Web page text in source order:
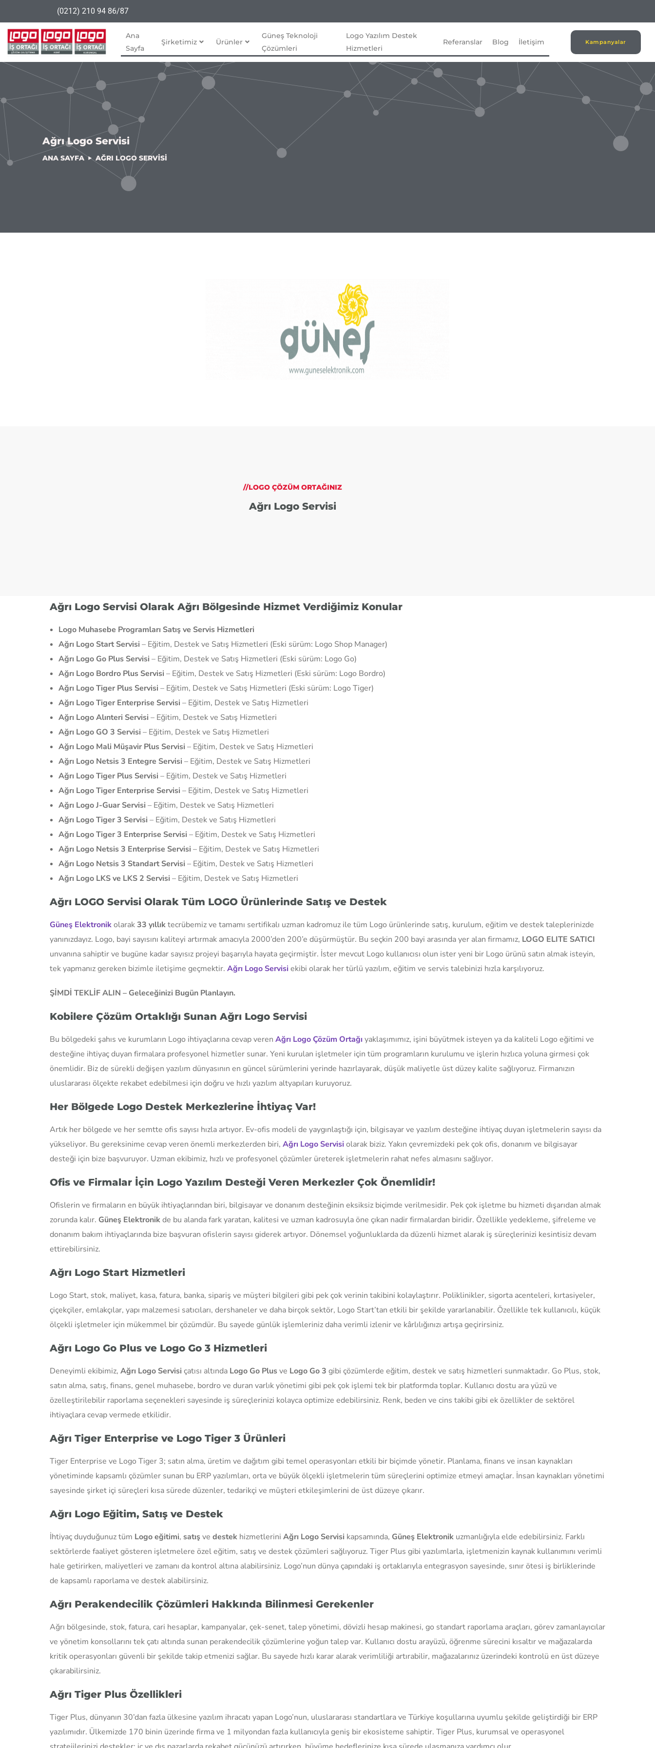
(0212) 210 94 86/87
Ana
Sayfa
Şirketimiz Ürünler
Güneş Teknoloji
Çözümleri
Logo Yazılım Destek
Hizmetleri
Referanslar Blog İletişim Kampanyalar
Ağrı Logo Servisi
ANA SAYFA AĞRI LOGO SERVISI
//LOGO ÇÖZÜM ORTAĞINIZ
Ağrı Logo Servisi
Ağrı Logo Servisi Olarak Ağrı Bölgesinde Hizmet Verdiğimiz Konular
Logo Muhasebe Programları Satış ve Servis Hizmetleri
Ağrı Logo Start Servisi – Eğitim, Destek ve Satış Hizmetleri (Eski sürüm: Logo Shop Manager)
Ağrı Logo Go Plus Servisi – Eğitim, Destek ve Satış Hizmetleri (Eski sürüm: Logo Go)
Ağrı Logo Bordro Plus Servisi – Eğitim, Destek ve Satış Hizmetleri (Eski sürüm: Logo Bordro)
Ağrı Logo Tiger Plus Servisi – Eğitim, Destek ve Satış Hizmetleri (Eski sürüm: Logo Tiger)
Ağrı Logo Tiger Enterprise Servisi – Eğitim, Destek ve Satış Hizmetleri
Ağrı Logo Alınteri Servisi – Eğitim, Destek ve Satış Hizmetleri
Ağrı Logo GO 3 Servisi – Eğitim, Destek ve Satış Hizmetleri
Ağrı Logo Mali Müşavir Plus Servisi – Eğitim, Destek ve Satış Hizmetleri
Ağrı Logo Netsis 3 Entegre Servisi – Eğitim, Destek ve Satış Hizmetleri
Ağrı Logo Tiger Plus Servisi – Eğitim, Destek ve Satış Hizmetleri
Ağrı Logo Tiger Enterprise Servisi – Eğitim, Destek ve Satış Hizmetleri
Ağrı Logo J-Guar Servisi – Eğitim, Destek ve Satış Hizmetleri
Ağrı Logo Tiger 3 Servisi – Eğitim, Destek ve Satış Hizmetleri
Ağrı Logo Tiger 3 Enterprise Servisi – Eğitim, Destek ve Satış Hizmetleri
Ağrı Logo Netsis 3 Enterprise Servisi – Eğitim, Destek ve Satış Hizmetleri
Ağrı Logo Netsis 3 Standart Servisi – Eğitim, Destek ve Satış Hizmetleri
Ağrı Logo LKS ve LKS 2 Servisi – Eğitim, Destek ve Satış Hizmetleri
Ağrı LOGO Servisi Olarak Tüm LOGO Ürünlerinde Satış ve Destek
Güneş Elektronikolarak33 yıllıktecrübemiz ve tamamı sertifikalı uzman kadromuz ile tüm Logo ürünlerinde satış, kurulum, eğitim ve destek taleplerinizde
yanınızdayız. Logo, bayi sayısını kaliteyi artırmak amacıyla 2000’den 200’e düşürmüştür. Bu seçkin 200 bayi arasında yer alan firmamız, LOGO ELITE SATICI
unvanına sahiptir ve bugüne kadar sayısız projeyi başarıyla hayata geçirmiştir. İster mevcut Logo kullanıcısı olun ister yeni bir Logo ürünü satın almak isteyin,
tek yapmanız gereken bizimle iletişime geçmektir. Ağrı Logo Servisi ekibi olarak her türlü yazılım, eğitim ve servis talebinizi hızla karşılıyoruz.
ŞİMDİ TEKLİF ALIN – Geleceğinizi Bugün Planlayın.
Kobilere Çözüm Ortaklığı Sunan Ağrı Logo Servisi
Bu bölgedeki şahıs ve kurumların Logo ihtiyaçlarına cevap veren Ağrı Logo Çözüm Ortağı yaklaşımımız, işini büyütmek isteyen ya da kaliteli Logo eğitimi ve
desteğine ihtiyaç duyan firmalara profesyonel hizmetler sunar. Yeni kurulan işletmeler için tüm programların kurulumu ve işlerin hızlıca yoluna girmesi çok
önemlidir. Biz de sürekli değişen yazılım dünyasının en güncel sürümlerini yerinde hazırlayarak, düşük maliyetle üst düzey kalite sağlıyoruz. Firmanızın
uluslararası ölçekte rekabet edebilmesi için doğru ve hızlı yazılım altyapıları kuruyoruz.
Her Bölgede Logo Destek Merkezlerine İhtiyaç Var!
Artık her bölgede ve her semtte ofis sayısı hızla artıyor. Ev-ofis modeli de yaygınlaştığı için, bilgisayar ve yazılım desteğine ihtiyaç duyan işletmelerin sayısı da
yükseliyor. Bu gereksinime cevap veren önemli merkezlerden biri, Ağrı Logo Servisi olarak biziz. Yakın çevremizdeki pek çok ofis, donanım ve bilgisayar
desteği için bize başvuruyor. Uzman ekibimiz, hızlı ve profesyonel çözümler üreterek işletmelerin rahat nefes almasını sağlıyor.
Ofis ve Firmalar İçin Logo Yazılım Desteği Veren Merkezler Çok Önemlidir!
Ofislerin ve firmaların en büyük ihtiyaçlarından biri, bilgisayar ve donanım desteğinin eksiksiz biçimde verilmesidir. Pek çok işletme bu hizmeti dışarıdan almak
zorunda kalır. Güneş Elektronikde bu alanda fark yaratan, kalitesi ve uzman kadrosuyla öne çıkan nadir firmalardan biridir. Özellikle yedekleme, şifreleme ve
donanım bakım ihtiyaçlarında bize başvuran ofislerin sayısı giderek artıyor. Dönemsel yoğunluklarda da düzenli hizmet alarak iş süreçlerinizi kesintisiz devam
ettirebilirsiniz.
Ağrı Logo Start Hizmetleri
Logo Start, stok, maliyet, kasa, fatura, banka, sipariş ve müşteri bilgileri gibi pek çok verinin takibini kolaylaştırır. Poliklinikler, sigorta acenteleri, kırtasiyeler,
çiçekçiler, emlakçılar, yapı malzemesi satıcıları, dershaneler ve daha birçok sektör, Logo Start’tan etkili bir şekilde yararlanabilir. Özellikle tek kullanıcılı, küçük
ölçekli işletmeler için mükemmel bir çözümdür. Bu sayede günlük işlemleriniz daha verimli izlenir ve kârlılığınızı artışa geçirirsiniz.
Ağrı Logo Go Plus ve Logo Go 3 Hizmetleri
Deneyimli ekibimiz, Ağrı Logo Servisi çatısı altında Logo Go Plusve Logo Go 3 gibi çözümlerde eğitim, destek ve satış hizmetleri sunmaktadır. Go Plus, stok,
satın alma, satış, finans, genel muhasebe, bordro ve duran varlık yönetimi gibi pek çok işlemi tek bir platformda toplar. Kullanıcı dostu ara yüzü ve
özelleştirilebilir raporlama seçenekleri sayesinde iş süreçlerinizi kolayca optimize edebilirsiniz. Renk, beden ve cins takibi gibi ek özellikler de sektörel
ihtiyaçlara cevap vermede etkilidir.
Ağrı Tiger Enterprise ve Logo Tiger 3 Ürünleri
Tiger Enterprise ve Logo Tiger 3; satın alma, üretim ve dağıtım gibi temel operasyonları etkili bir biçimde yönetir. Planlama, finans ve insan kaynakları
yönetiminde kapsamlı çözümler sunan bu ERP yazılımları, orta ve büyük ölçekli işletmelerin tüm süreçlerini optimize etmeyi amaçlar. İnsan kaynakları yönetimi
sayesinde şirket içi süreçleri kısa sürede düzenler, tedarikçi ve müşteri etkileşimlerini de üst düzeye çıkarır.
Ağrı Logo Eğitim, Satış ve Destek
İhtiyaç duyduğunuz tüm Logo eğitimi, satışve destek hizmetlerini Ağrı Logo Servisi kapsamında, Güneş Elektronik uzmanlığıyla elde edebilirsiniz. Farklı
sektörlerde faaliyet gösteren işletmelere özel eğitim, satış ve destek çözümleri sağlıyoruz. Tiger Plus gibi yazılımlarla, işletmenizin kaynak kullanımını verimli
hale getirirken, maliyetleri ve zamanı da kontrol altına alabilirsiniz. Logo’nun dünya çapındaki iş ortaklarıyla entegrasyon sayesinde, sınır ötesi iş birliklerinde
de kapsamlı raporlama ve destek alabilirsiniz.
Ağrı Perakendecilik Çözümleri Hakkında Bilinmesi Gerekenler
Ağrı bölgesinde, stok, fatura, cari hesaplar, kampanyalar, çek-senet, talep yönetimi, dövizli hesap makinesi, go standart raporlama araçları, görev zamanlayıcılar
ve yönetim konsollarını tek çatı altında sunan perakendecilik çözümlerine yoğun talep var. Kullanıcı dostu arayüzü, öğrenme sürecini kısaltır ve mağazalarda
kritik operasyonları güvenli bir şekilde takip etmenizi sağlar. Bu sayede hızlı karar alarak verimliliği artırabilir, mağazalarınız üzerindeki kontrolü en üst düzeye
çıkarabilirsiniz.
Ağrı Tiger Plus Özellikleri
Tiger Plus, dünyanın 30’dan fazla ülkesine yazılım ihracatı yapan Logo’nun, uluslararası standartlara ve Türkiye koşullarına uyumlu şekilde geliştirdiği bir ERP
yazılımıdır. Ülkemizde 170 binin üzerinde firma ve 1 milyondan fazla kullanıcıyla geniş bir ekosisteme sahiptir. Tiger Plus, kurumsal ve operasyonel